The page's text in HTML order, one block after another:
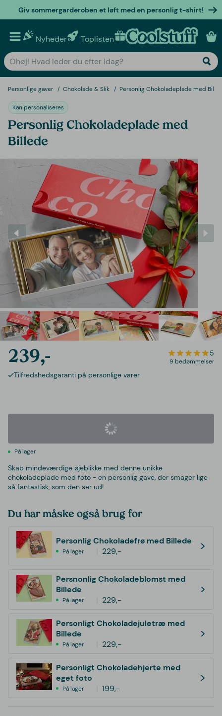
Giv sommergarderoben et løft med en personlig t-shirt!
Nyheder Toplisten Personlige gaver
Personlige gaver Chokolade & Slik Personlig Chokoladeplade med
Kan personaliseres
Personlig Chokoladeplade med
Billede
239,- 5
9 bedømmelser
Tilfredshedsgaranti på personlige varer
På lager
Skab mindeværdige øjeblikke med denne unikke
chokoladeplade med foto - en personlig gave, der smager lige
så fantastisk, som den ser ud!
Du har måske også brug for
Personlig Chokoladefrø med Billede
På lager 229,- >
Persnonlig Chokoladeblomst med
Billede
På lager 229,-
>
Personligt Chokoladejuletræ med
Billede
På lager 229,-
>
Personligt Chokoladehjerte med
eget foto
På lager 199,-
>